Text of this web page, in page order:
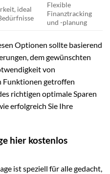
ideal
Flexible
Finanztracking
und -planung
Optionen sollte basierend
dem gewünschten
von
Funktionen getroffen
richtigen optimale Sparen
erfolgreich Sie Ihre
hier kostenlos
ist speziell für alle gedacht,